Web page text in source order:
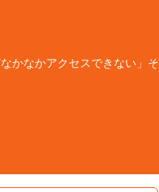
かなかアクセスできない」そ